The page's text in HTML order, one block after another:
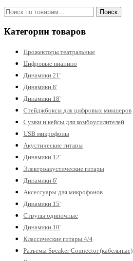
Искать: Поиск
Категории товаров
Прожекторы театральные
Цифровые пианино
Динамики 21'
Динамики 8'
Динамики 18'
Стейджбоксы для цифровых микшеров
Сумки и кейсы для комбоусилителей
USB микрофоны
Акустические гитары
Динамики 12'
Электроакустические гитары
Динамики 6'
Аксессуары для микрофонов
Динамики 15'
Струны одиночные
Динамики 10'
Классические гитары 4/4
Разъемы Speaker Connector (кабельные)